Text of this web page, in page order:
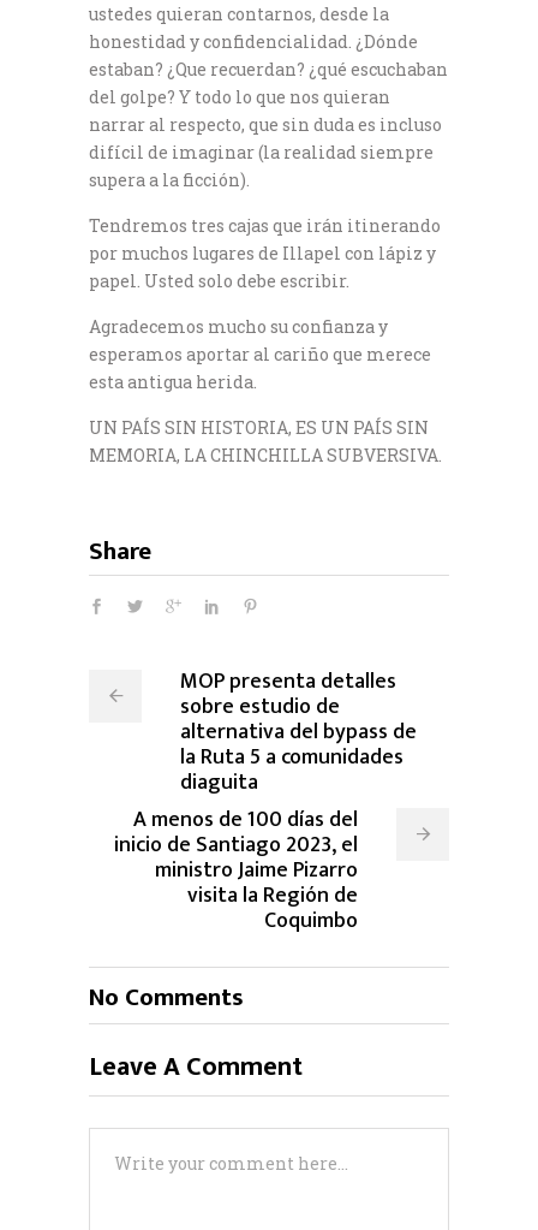
ustedes quieran contarnos, desde la
honestidad y confidencialidad. ¿Dónde
estaban? ¿Que recuerdan? ¿qué escuchaban
del golpe? Y todo lo que nos quieran
narrar al respecto, que sin duda es incluso
difícil de imaginar (la realidad siempre
supera a la ficción).
Tendremos tres cajas que irán itinerando
por muchos lugares de Illapel con lápiz y
papel. Usted solo debe escribir.
Agradecemos mucho su confianza y
esperamos aportar al cariño que merece
esta antigua herida.
UN PAÍS SIN HISTORIA, ES UN PAÍS SIN
MEMORIA, LA CHINCHILLA SUBVERSIVA.
Share
MOP presenta detalles
sobre estudio de
alternativa del bypass de
la Ruta 5 a comunidades
diaguita
A menos de 100 días del
inicio de Santiago 2023, el
ministro Jaime Pizarro
visita la Región de
Coquimbo
No Comments
Leave A Comment